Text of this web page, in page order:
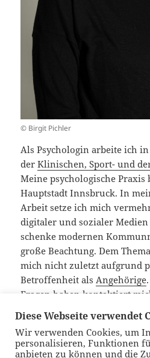
© Birgit Pichler
Als Psychologin arbeite ich
derKlinischen, Sport- und
Meine psychologische
Hauptstadt Innsbruck. In
Arbeit setze ich mich
digitaler und sozialer
schenke modernen
große Beachtung. Dem
mich nicht zuletzt aufgrund
Betroffenheit als Angehörige
Fragen habenkontaktiert
Veröffentlicht
am
10. November 2025 Autor
Johanna
Diese Webseite verwendet
Wir verwenden Cookies, um
personalisieren, Funktionen
anbieten zu können und die